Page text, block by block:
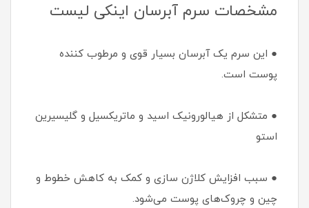
مشخصات سرم آبرسان اینکی لیست
● این سرم یک آبرسان بسیار قوی و مرطوب کننده
پوست است.
● متشکل از هیالورونیک اسید و ماتریکسیل و گلیسیرین
استو
● سبب افزایش کلاژن سازی و کمک به کاهش خطوط و
چین و چروک‌های پوست می‌شود.